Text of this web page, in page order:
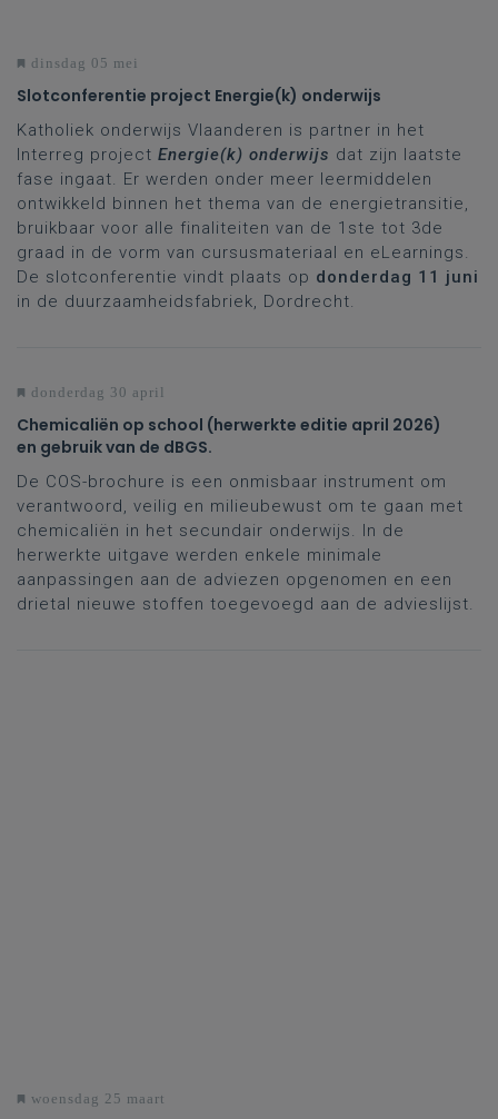
dinsdag 05 mei
Slotconferentie project Energie(k) onderwijs
Katholiek onderwijs Vlaanderen is partner in het
Interreg project Energie(k) onderwijs dat zijn laatste
fase ingaat. Er werden onder meer leermiddelen
ontwikkeld binnen het thema van de energietransitie,
bruikbaar voor alle finaliteiten van de 1ste tot 3de
graad in de vorm van cursusmateriaal en eLearnings.
De slotconferentie vindt plaats op donderdag 11 juni
in de duurzaamheidsfabriek, Dordrecht.
donderdag 30 april
Chemicaliën op school (herwerkte editie april 2026)
en gebruik van de dBGS.
De COS-brochure is een onmisbaar instrument om
verantwoord, veilig en milieubewust om te gaan met
chemicaliën in het secundair onderwijs. In de
herwerkte uitgave werden enkele minimale
aanpassingen aan de adviezen opgenomen en een
drietal nieuwe stoffen toegevoegd aan de advieslijst.
woensdag 25 maart